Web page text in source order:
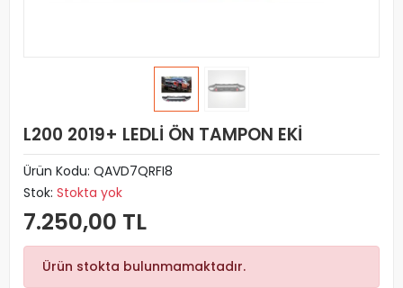
L200 2019+ LEDLİ ÖN TAMPON EKİ
Ürün Kodu: QAVD7QRFI8
Stok: Stokta yok
7.250,00 TL
Ürün stokta bulunmamaktadır.